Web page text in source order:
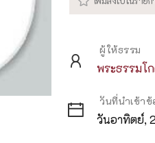
ผู้ให้ธรรม
พระธรรมโ
วันที่นำเข้าข้
วันอาทิตย์,